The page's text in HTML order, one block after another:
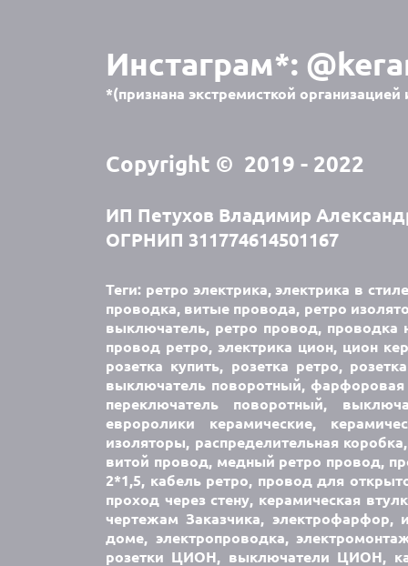
Инстаграм*:
*(признана экстремисткой
Copyright © 2019 - 2022
ИП Петухов Владимир
ОГРНИП 311774614501167
Теги: ретро электрика, электрика в
проводка, витые провода, ретро
выключатель, ретро провод, проводка
провод ретро, электрика цион, цион
розетка купить, розетка ретро,
выключатель поворотный,
переключатель поворотный,
евроролики керамические,
изоляторы, распределительная
витой провод, медный ретро провод,
2*1,5, кабель ретро, провод для
проход через стену, керамическая
чертежам Заказчика, электрофарфор,
доме, электропроводка,
розетки ЦИОН, выключатели ЦИОН,